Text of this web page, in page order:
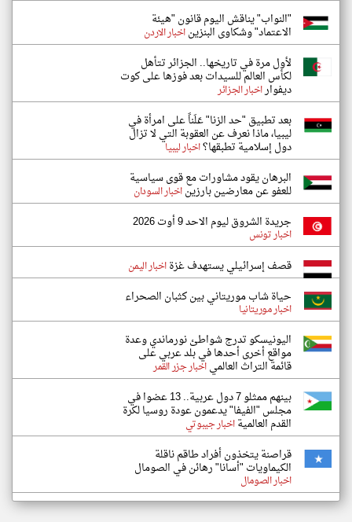
"النواب" يناقش اليوم قانون "هيئة
الاعتماد" وشكاوى البنزيناخبار الاردن
لأول مرة في تاريخها.. الجزائر تتأهل
لكأس العالم للسيدات بعد فوزها على كوت
ديفواراخبار الجزائر
بعد تطبيق "حد الزنا" عَلَناً على امرأة في
ليبيا، ماذا نعرف عن العقوبة التي لا تزال
دول إسلامية تطبقها؟اخبار ليبيا
البرهان يقود مشاورات مع قوى سياسية
للعفو عن معارضين بارزيناخبار السودان
جريدة الشروق ليوم الاحد 9 أوت 2026
اخبار تونس
قصف إسرائيلي يستهدف غزةاخبار اليمن
حياة شاب موريتاني بين كثبان الصحراء
اخبار موريتانيا
اليونيسكو تدرج شواطئ نورماندي وعدة
مواقع أخرى أحدها في بلد عربي على
قائمة التراث العالمياخبار جزر القمر
بينهم ممثلو 7 دول عربية.. 13 عضوا في
مجلس "الفيفا" يدعمون عودة روسيا لكرة
القدم العالميةاخبار جيبوتي
قراصنة يتخذون أفراد طاقم ناقلة
الكيماويات "أسانا" رهائن في الصومال
اخبار الصومال